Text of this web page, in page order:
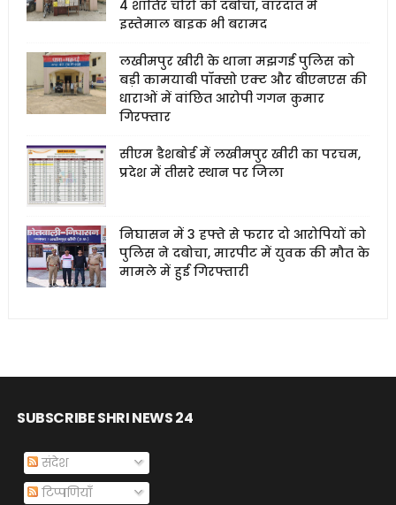
4 शातिर चोरों को दबोचा, वारदात में
इस्तेमाल बाइक भी बरामद
लखीमपुर खीरी के थाना मझगई पुलिस को
बड़ी कामयाबी पॉक्सो एक्ट और बीएनएस की
धाराओं में वांछित आरोपी गगन कुमार
गिरफ्तार
सीएम डैशबोर्ड में लखीमपुर खीरी का परचम,
प्रदेश में तीसरे स्थान पर जिला
निघासन में 3 हफ्ते से फरार दो आरोपियों को
पुलिस ने दबोचा, मारपीट में युवक की मौत के
मामले में हुई गिरफ्तारी
SUBSCRIBE SHRI NEWS 24
संदेश
टिप्पणियाँ